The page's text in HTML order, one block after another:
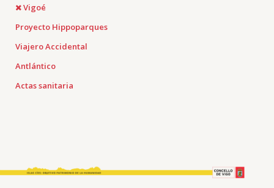
Vigoé
Proyecto Hippoparques
Viajero Accidental
Antlántico
Actas sanitaria